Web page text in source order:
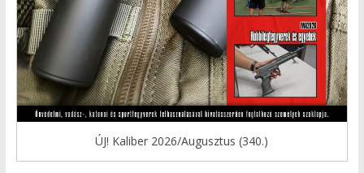
ÚJ! Kaliber 2026/Augusztus (340.)